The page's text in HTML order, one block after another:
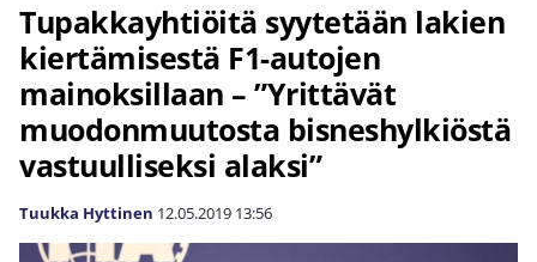
Tupakkayhtiöitä syytetään lakien
kiertämisestä F1-autojen
mainoksillaan – ”Yrittävät
muodonmuutosta bisneshylkiöstä
vastuulliseksi alaksi”
Tuukka Hyttinen 12.05.2019 13:56